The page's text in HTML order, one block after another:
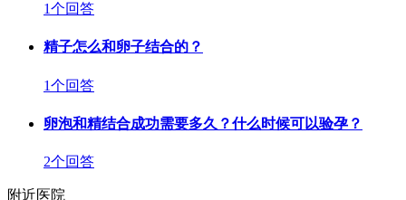
1个回答
精子怎么和卵子结合的？
1个回答
卵泡和精结合成功需要多久？什么时候可以验孕？
2个回答
附近医院